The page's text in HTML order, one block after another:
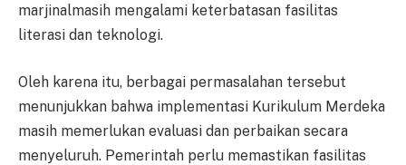
marjinalmasih mengalami keterbatasan fasilitas
literasi dan teknologi.
Oleh karena itu, berbagai permasalahan tersebut
menunjukkan bahwa implementasi Kurikulum Merdeka
masih memerlukan evaluasi dan perbaikan secara
menyeluruh. Pemerintah perlu memastikan fasilitas